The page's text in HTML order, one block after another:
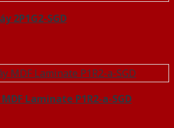
2P1G2-SGD
Laminate P1R2-a-SGD